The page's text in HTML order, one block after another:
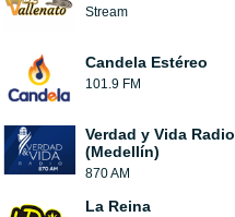
Stream
Candela Estéreo
101.9 FM
Verdad y Vida Radio
(Medellín)
870 AM
La Reina